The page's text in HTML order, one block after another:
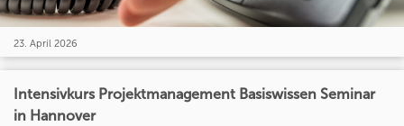
23. April 2026
Intensivkurs Projektmanagement Basiswissen Seminar
in Hannover